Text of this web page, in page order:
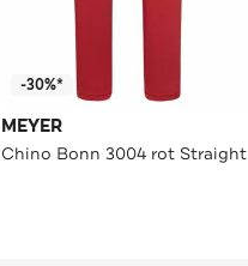
-30%*
MEYER
Chino Bonn 3004 rot Straight